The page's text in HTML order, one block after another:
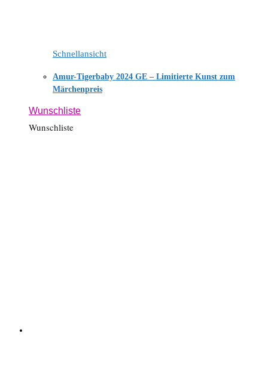
Schnellansicht
Amur-Tigerbaby 2024 GE – Limitierte Kunst zum
Märchenpreis
Wunschliste
Wunschliste